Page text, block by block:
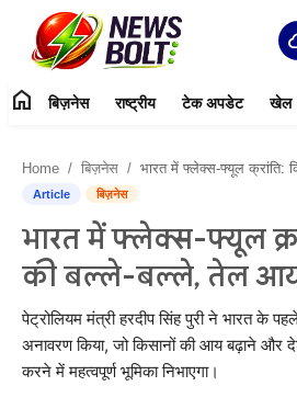
Home
बिज़नेस
राष्ट्रीय
टेक अपडेट
home बिज़नेस राष्ट्रीय टेक अपडेट खेल
Home बिज़नेस भारत में फ्लेक्स-फ्यूल क्रांति: किसानों की
Article बिज़नेस
भारत में फ्लेक्स-फ्यूल
की बल्ले-बल्ले, तेल
पेट्रोलियम मंत्री हरदीप सिंह पुरी ने भारत के
अनावरण किया, जो किसानों की आय बढ़ाने और
करने में महत्वपूर्ण भूमिका निभाएगा।